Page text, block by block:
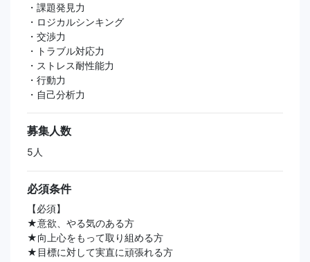
・課題発見力
・ロジカルシンキング
・交渉力
・トラブル対応力
・ストレス耐性能力
・行動力
・自己分析力
募集人数
5人
必須条件
【必須】
★意欲、やる気のある方
★向上心をもって取り組める方
★目標に対して実直に頑張れる方